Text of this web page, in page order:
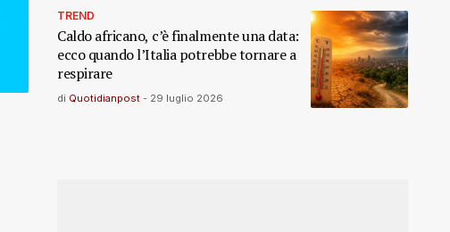
TREND
Caldo africano, c’è finalmente una data:
ecco quando l’Italia potrebbe tornare a
respirare
di Quotidianpost - 29 luglio 2026